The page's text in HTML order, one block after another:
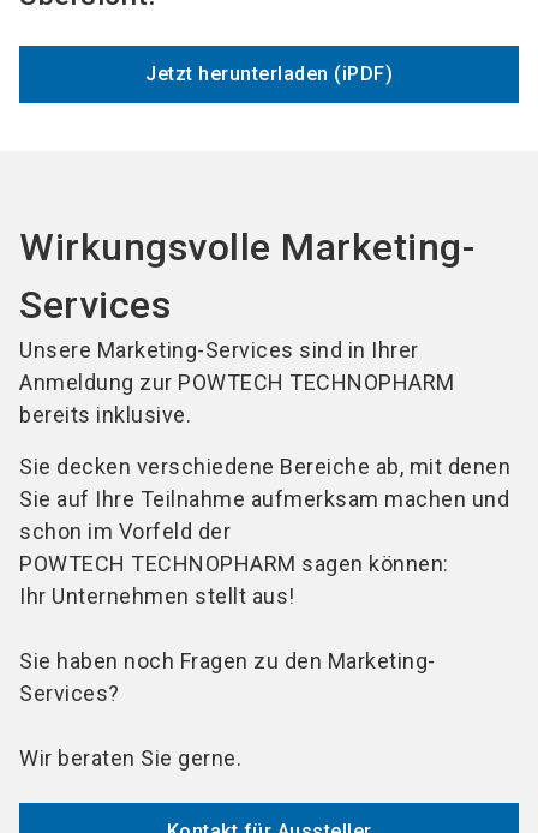
Jetzt herunterladen (iPDF)
Wirkungsvolle Marketing-
Services
Unsere Marketing-Services sind in Ihrer
Anmeldung zur POWTECH TECHNOPHARM
bereits inklusive.
Sie decken verschiedene Bereiche ab, mit denen
Sie auf Ihre Teilnahme aufmerksam machen und
schon im Vorfeld der
POWTECH TECHNOPHARM sagen können:
Ihr Unternehmen stellt aus!
Sie haben noch Fragen zu den Marketing-
Services?
Wir beraten Sie gerne.